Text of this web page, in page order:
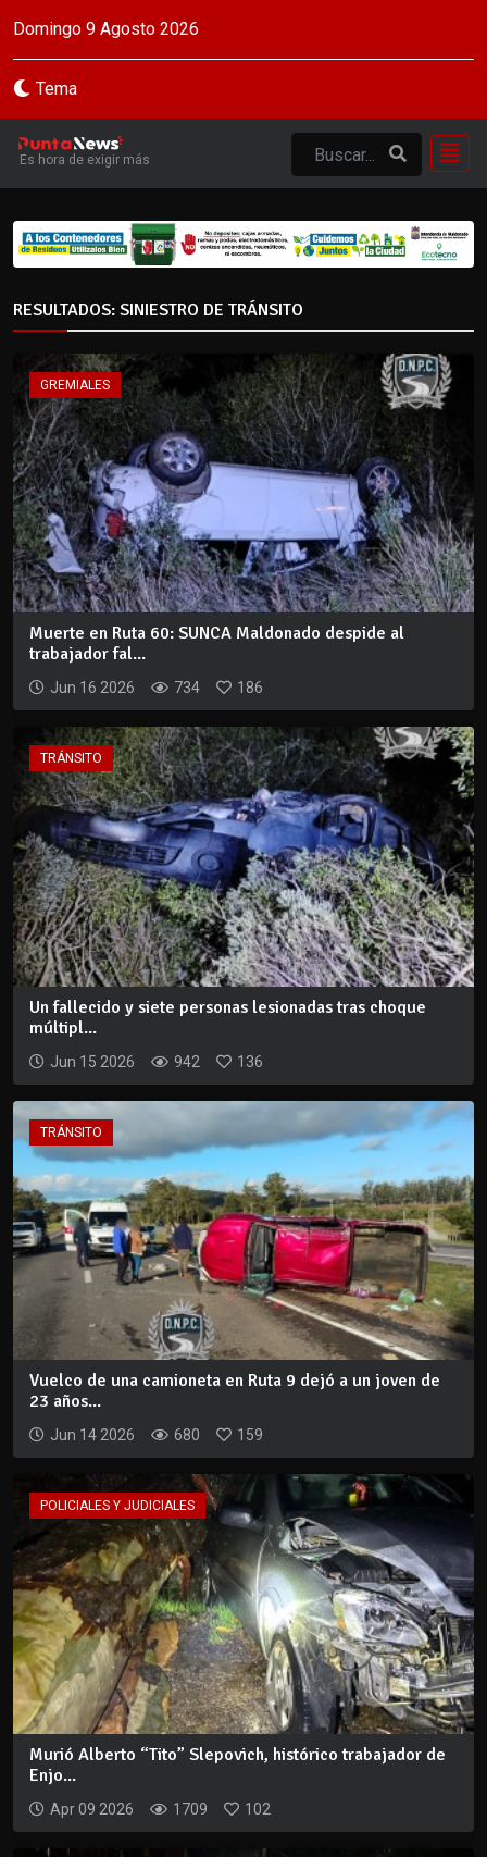
Domingo 9 Agosto 2026
Tema
Es hora de exigir más
RESULTADOS: SINIESTRO DE TRÁNSITO
GREMIALES
Muerte en Ruta 60: SUNCA Maldonado despide al
trabajador fal...
Jun 16 2026 734 186
TRÁNSITO
Un fallecido y siete personas lesionadas tras choque
múltipl...
Jun 15 2026 942 136
TRÁNSITO
Vuelco de una camioneta en Ruta 9 dejó a un joven de
23 años...
Jun 14 2026 680 159
POLICIALES Y JUDICIALES
Murió Alberto “Tito” Slepovich, histórico trabajador de
Enjo...
Apr 09 2026 1709 102